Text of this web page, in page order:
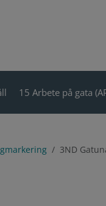
15 Arbete på gata
3ND